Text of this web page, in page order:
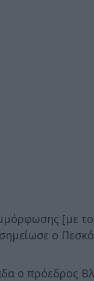
[με το
ο
ο πρόεδρος